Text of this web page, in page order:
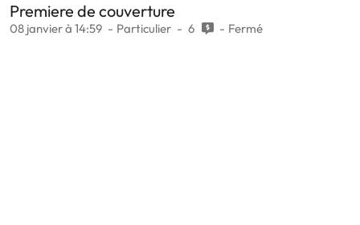
Premiere de couverture
08 janvier à 14:59 Particulier 6 Fermé